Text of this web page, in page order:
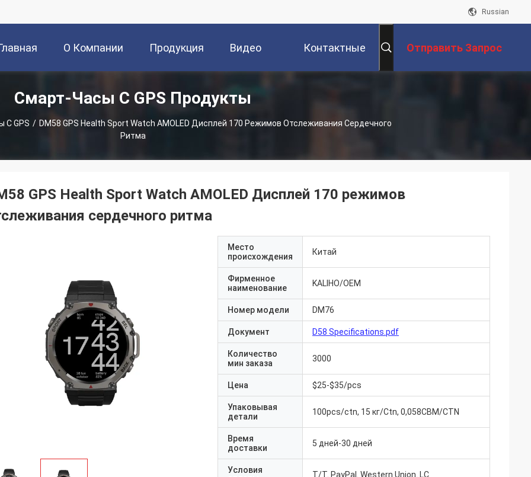
Russian
О Компании Продукция Видео Контактные Отправить Запрос
Смарт-Часы С GPS Продукты
С GPS / DM58 GPS Health Sport Watch AMOLED Дисплей 170 Режимов Отслеживания Сердечного
Ритма
GPS Health Sport Watch AMOLED Дисплей 170 режимов
сердечного ритма
Место
происхождения
Китай
Фирменное
наименование
KALIHO/OEM
Номер модели DM76
Документ D58 Specifications.pdf
Количество
мин заказа
3000
Цена $25-$35/pcs
Упаковывая
детали
100pcs/ctn, 15 кг/Ctn, 0,058CBM/CTN
Время
доставки
5 дней-30 дней
Условия
T/T. PayPal. Western Union. LC